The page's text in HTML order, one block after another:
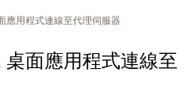
應用程式連線至代理伺服器
面應用程式連線至